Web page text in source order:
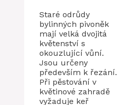
Staré odrůdy
bylinných pivoněk
mají velká dvojitá
květenství s
okouzlující vůní.
Jsou určeny
především k řezání.
Při pěstování v
květinové zahradě
vyžaduje keř